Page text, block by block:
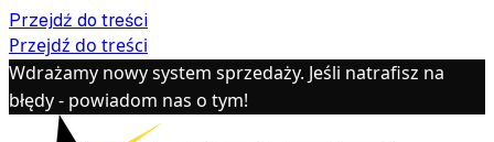
Przejdź do treści
Przejdź do treści
Wdrażamy nowy system sprzedaży. Jeśli natrafisz na
błędy - powiadom nas o tym!